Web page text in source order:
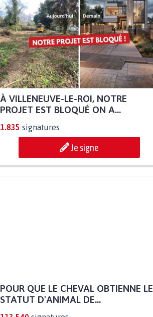
À VILLENEUVE-LE-ROI, NOTRE
PROJET EST BLOQUÉ ON A...
1.835 signatures
Je signe
POUR QUE LE CHEVAL OBTIENNE LE
STATUT D'ANIMAL DE...